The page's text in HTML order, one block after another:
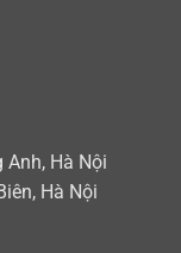
Anh, Hà Nội
Hà Nội